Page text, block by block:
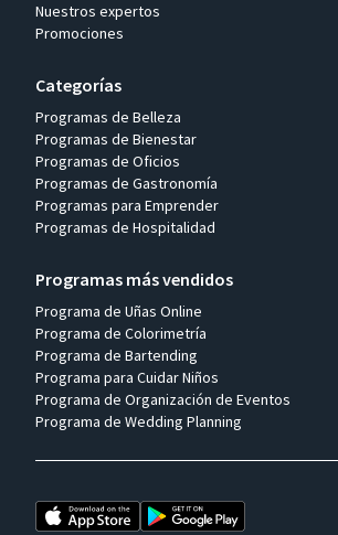
Nuestros expertos
Promociones
Categorías
Programas de Belleza
Programas de Bienestar
Programas de Oficios
Programas de Gastronomía
Programas para Emprender
Programas de Hospitalidad
Programas más vendidos
Programa de Uñas Online
Programa de Colorimetría
Programa de Bartending
Programa para Cuidar Niños
Programa de Organización de Eventos
Programa de Wedding Planning